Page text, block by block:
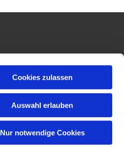
Cookies zulassen
Auswahl erlauben
Nur notwendige Cookies